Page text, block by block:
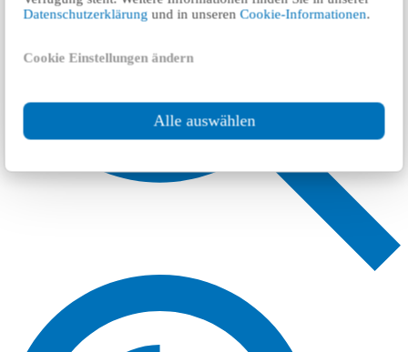
Datenschutzerklärung und in unserenCookie-Informationen.
Cookie Einstellungen ändern
Alle auswählen